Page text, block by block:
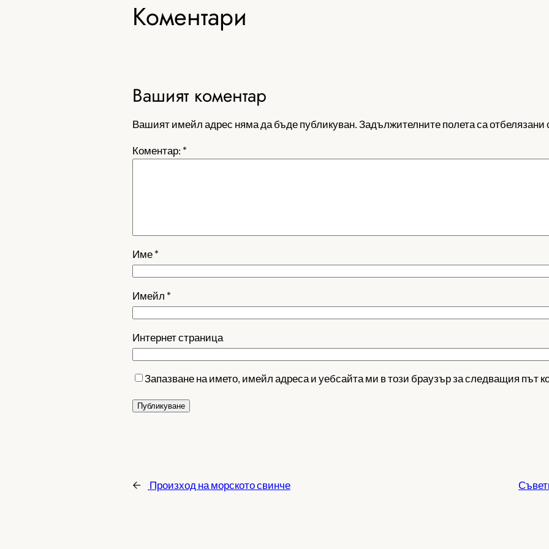
Коментари
Вашият коментар
Вашият имейл адрес няма да бъде публикуван. Задължителните полета са отбелязани
Коментар: *
Име *
Имейл *
Интернет страница
Запазване на името, имейл адреса и уебсайта ми в този браузър за следващия път
← Произход на морското свинче